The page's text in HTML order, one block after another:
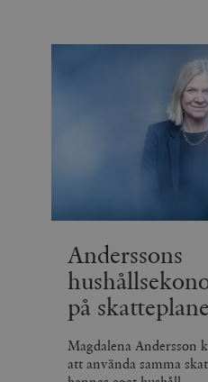
Anderssons
på
Magdalena Andersson
att använda samma